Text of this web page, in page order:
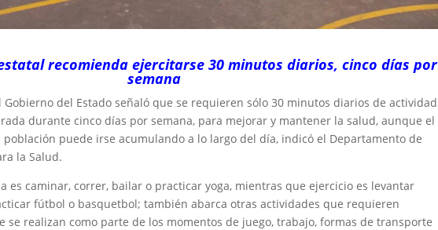
recomienda ejercitarse 30 minutos diarios, cinco días por
semana
Gobierno del Estado señaló que se requieren sólo 30 minutos diarios de actividad
durante cinco días por semana, para mejorar y mantener la salud, aunque el
puede irse acumulando a lo largo del día, indicó el Departamento de
la Salud.
es caminar, correr, bailar o practicar yoga, mientras que ejercicio es levantar
fútbol o basquetbol; también abarca otras actividades que requieren
se realizan como parte de los momentos de juego, trabajo, formas de transporte